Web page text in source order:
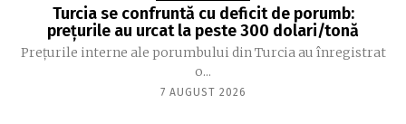
Turcia se confruntă cu deficit de porumb:
prețurile au urcat la peste 300 dolari/tonă
Prețurile interne ale porumbului din Turcia au înregistrat
o...
7 AUGUST 2026